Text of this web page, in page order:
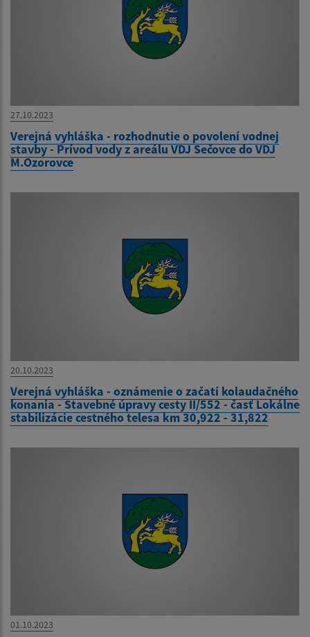
27.10.2023
Verejná vyhláška - rozhodnutie o povolení vodnej
stavby - Prívod vody z areálu VDJ Sečovce do VDJ
M.Ozorovce
20.10.2023
Verejná vyhláška - oznámenie o začatí kolaudačného
konania - Stavebné úpravy cesty II/552 - časť Lokálne
stabilizácie cestného telesa km 30,922 - 31,822
01.10.2023